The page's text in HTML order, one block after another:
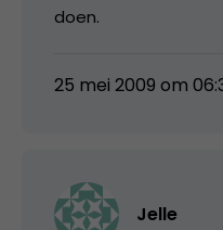
doen.
25 mei 2009 om
Jelle